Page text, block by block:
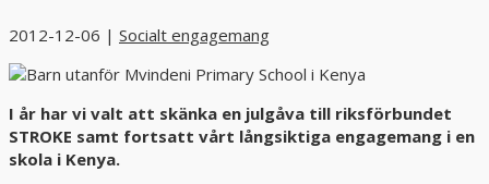
2012-12-06 | Socialt engagemang
I år har vi valt att skänka en julgåva till riksförbundet
STROKE samt fortsatt vårt långsiktiga engagemang i en
skola i Kenya.